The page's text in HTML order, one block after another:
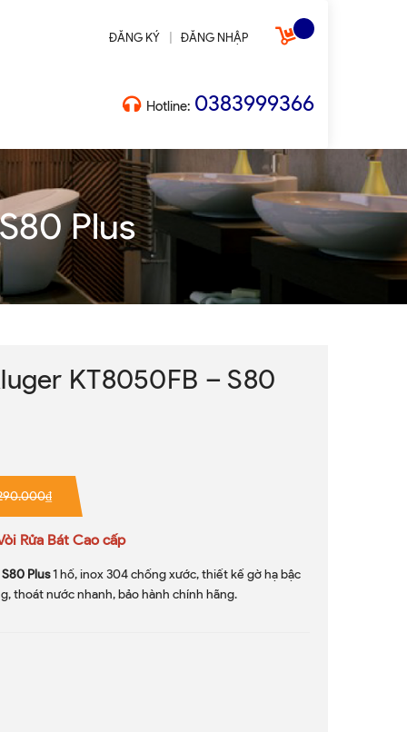
ĐĂNG KÝ ĐĂNG NHẬP
Hotline: 0383999366
Plus
KT8050FB – S80
Rửa Bát Cao cấp
Plus1 hố, inox 304 chống xước, thiết kế gờ hạ bậc
thoát nước nhanh, bảo hành chính hãng.